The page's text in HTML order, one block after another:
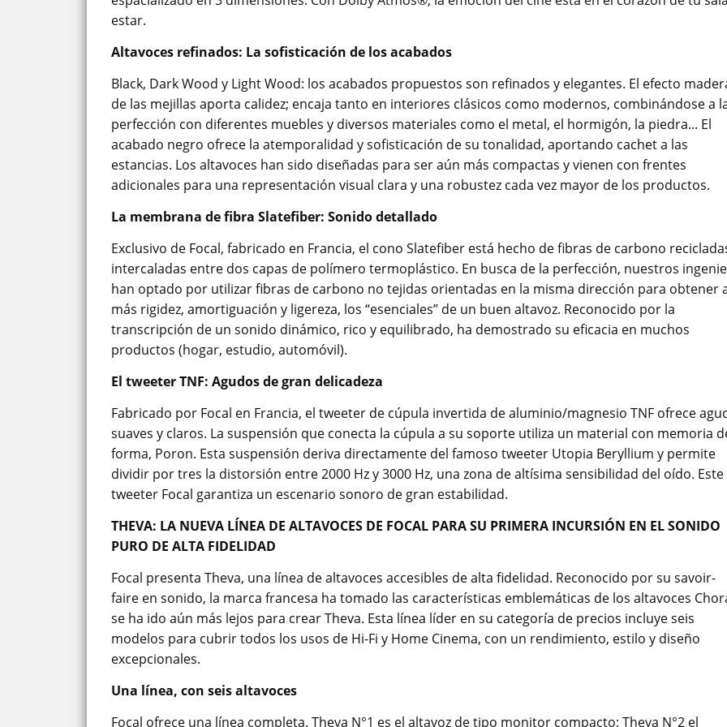
estar.
Altavoces refinados: La sofisticación de los acabados
Black, Dark Wood y Light Wood: los acabados propuestos son refinados y elegantes. El efecto
de las mejillas aporta calidez; encaja tanto en interiores clásicos como modernos, combinándose a
perfección con diferentes muebles y diversos materiales como el metal, el hormigón, la piedra... El
acabado negro ofrece la atemporalidad y sofisticación de su tonalidad, aportando cachet a las
estancias. Los altavoces han sido diseñadas para ser aún más compactas y vienen con frentes
adicionales para una representación visual clara y una robustez cada vez mayor de los productos.
La membrana de fibra Slatefiber: Sonido detallado
Exclusivo de Focal, fabricado en Francia, el cono Slatefiber está hecho de fibras de carbono
intercaladas entre dos capas de polímero termoplástico. En busca de la perfección, nuestros
han optado por utilizar fibras de carbono no tejidas orientadas en la misma dirección para obtener
más rigidez, amortiguación y ligereza, los “esenciales” de un buen altavoz. Reconocido por la
transcripción de un sonido dinámico, rico y equilibrado, ha demostrado su eficacia en muchos
productos (hogar, estudio, automóvil).
El tweeter TNF: Agudos de gran delicadeza
Fabricado por Focal en Francia, el tweeter de cúpula invertida de aluminio/magnesio TNF ofrece
suaves y claros. La suspensión que conecta la cúpula a su soporte utiliza un material con memoria
forma, Poron. Esta suspensión deriva directamente del famoso tweeter Utopia Beryllium y permite
dividir por tres la distorsión entre 2000 Hz y 3000 Hz, una zona de altísima sensibilidad del oído. Este
tweeter Focal garantiza un escenario sonoro de gran estabilidad.
THEVA: LA NUEVA LÍNEA DE ALTAVOCES DE FOCAL PARA SU PRIMERA INCURSIÓN EN EL SONIDO
PURO DE ALTA FIDELIDAD
Focal presenta Theva, una línea de altavoces accesibles de alta fidelidad. Reconocido por su savoir-
faire en sonido, la marca francesa ha tomado las características emblemáticas de los altavoces
se ha ido aún más lejos para crear Theva. Esta línea líder en su categoría de precios incluye seis
modelos para cubrir todos los usos de Hi-Fi y Home Cinema, con un rendimiento, estilo y diseño
excepcionales.
Una línea, con seis altavoces
Focal ofrece una línea completa. Theva N°1 es el altavoz de tipo monitor compacto; Theva N°2 el